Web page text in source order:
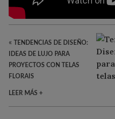
« TENDENCIAS DE DISEÑO:
IDEAS DE LUJO PARA
PROYECTOS CON TELAS
FLORAIS
LEER MÁS +